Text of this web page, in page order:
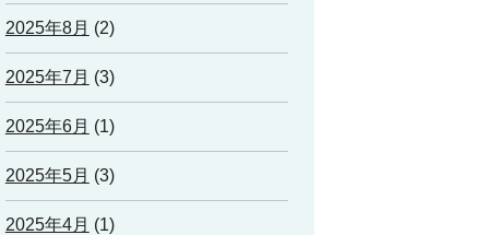
2025年8月 (2)
2025年7月 (3)
2025年6月 (1)
2025年5月 (3)
2025年4月 (1)